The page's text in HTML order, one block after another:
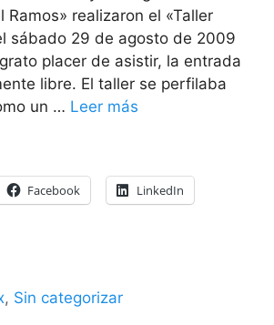
Ramos» realizaron el «Taller
sábado 29 de agosto de 2009
placer de asistir, la entrada
libre. El taller se perfilaba
un … Leer más
Facebook LinkedIn
, Sin categorizar